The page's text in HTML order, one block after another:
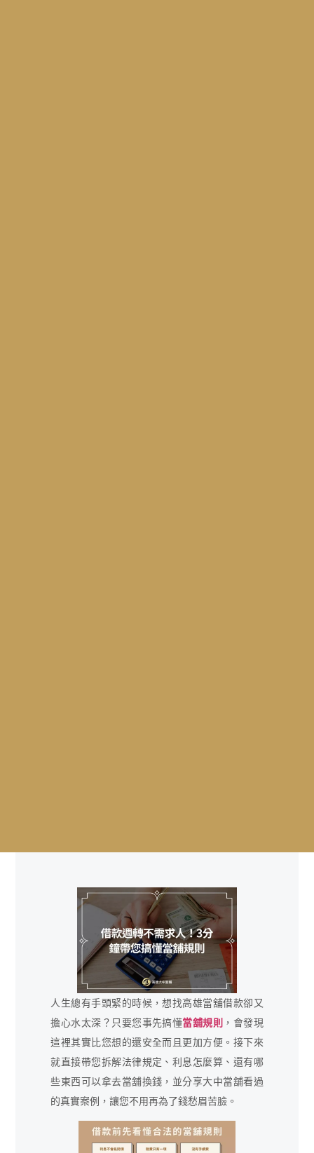
人生總有手頭緊的時候，想找高雄當舖借款卻又
擔心水太深？只要您事先搞懂當舖規則 ，會發現
這裡其實比您想的還安全而且更加方便。接下來
就直接帶您拆解法律規定、利息怎麼算、還有哪
些東西可以拿去當舖換錢，並分享大中當舖看過
的真實案例，讓您不用再為了錢愁眉苦臉。